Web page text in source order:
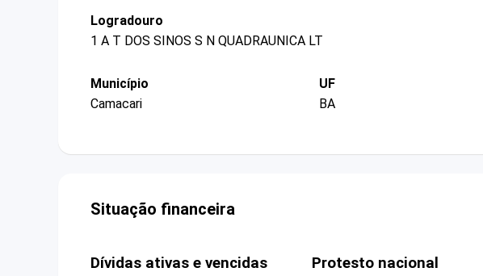
Logradouro
1 A T DOS SINOS S N QUADRAUNICA LT
Município
Camacari
UF
BA
Situação financeira
Dívidas ativas e vencidas Protesto nacional